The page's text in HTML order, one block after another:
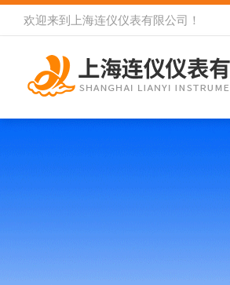
欢迎来到 上海连仪仪表有限公司 ！